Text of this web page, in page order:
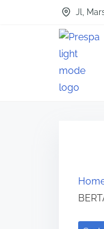
Jl,